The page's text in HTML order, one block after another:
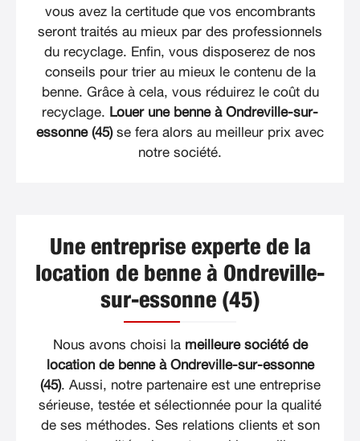
vous avez la certitude que vos encombrants
seront traités au mieux par des professionnels
du recyclage. Enfin, vous disposerez de nos
conseils pour trier au mieux le contenu de la
benne. Grâce à cela, vous réduirez le coût du
recyclage. Louer une benne à Ondreville-sur-
essonne (45)se fera alors au meilleur prix avec
notre société.
Une entreprise experte de la
location de benne à Ondreville-
sur-essonne (45)
Nous avons choisi la meilleure société de
location de benne à Ondreville-sur-essonne
(45). Aussi, notre partenaire est une entreprise
sérieuse, testée et sélectionnée pour la qualité
de ses méthodes. Ses relations clients et son